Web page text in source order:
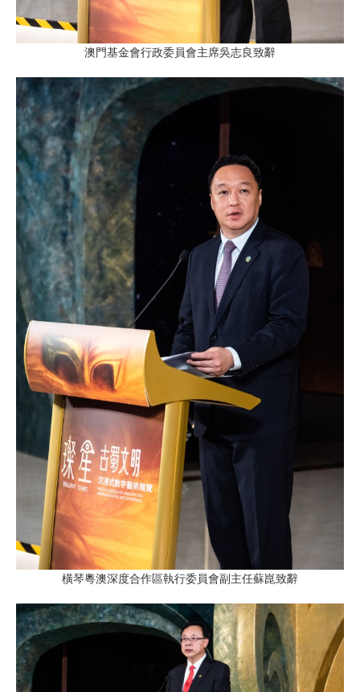
澳門基金會行政委員會主席吳志良致辭
橫琴粵澳深度合作區執行委員會副主任蘇崑致辭